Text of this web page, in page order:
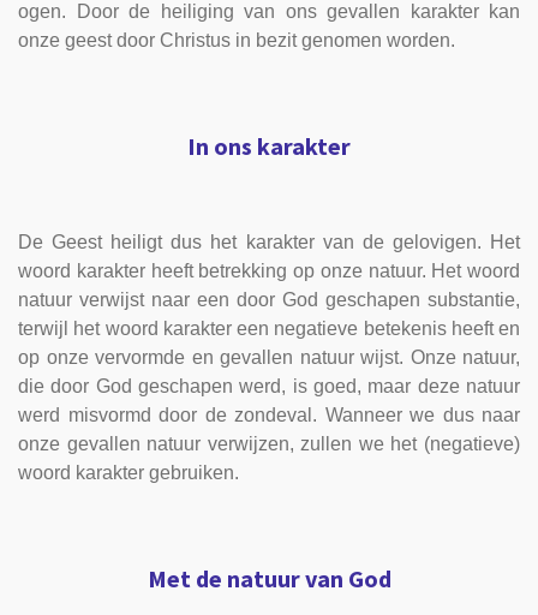
ogen. Door de heiliging van ons gevallen karakter kan
onze geest door Christus in bezit genomen worden.
In ons karakter
De Geest heiligt dus het karakter van de gelovigen. Het
woord karakter heeft betrekking op onze natuur. Het woord
natuur verwijst naar een door God geschapen substantie,
terwijl het woord karakter een negatieve betekenis heeft en
op onze vervormde en gevallen natuur wijst. Onze natuur,
die door God geschapen werd, is goed, maar deze natuur
werd misvormd door de zondeval. Wanneer we dus naar
onze gevallen natuur verwijzen, zullen we het (negatieve)
woord karakter gebruiken.
Met de natuur van God